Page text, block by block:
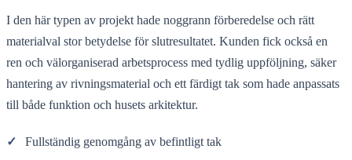
I den här typen av projekt hade noggrann förberedelse och rätt
materialval stor betydelse för slutresultatet. Kunden fick också en
ren och välorganiserad arbetsprocess med tydlig uppföljning, säker
hantering av rivningsmaterial och ett färdigt tak som hade anpassats
till både funktion och husets arkitektur.
✓ Fullständig genomgång av befintligt tak